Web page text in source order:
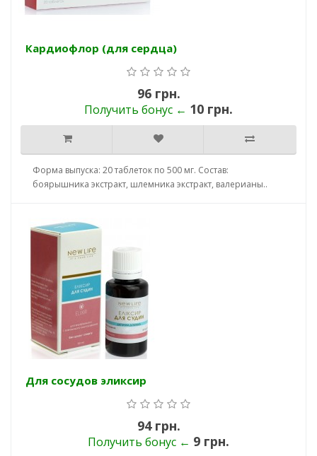
Кардиофлор (для сердца)
96 грн.
Получить бонус ← 10 грн.
Форма выпуска: 20 таблеток по 500 мг. Состав:
боярышника экстракт, шлемника экстракт, валерианы..
Для сосудов эликсир
94 грн.
Получить бонус ← 9 грн.